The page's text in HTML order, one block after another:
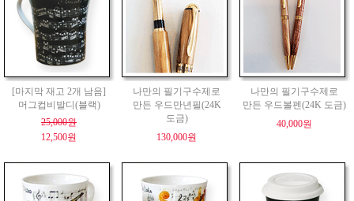
[마지막 재고 2개 남음]
머그컵비발디(블랙)
25,000원
12,500원
나만의 필기구수제로
만든 우드만년필(24K
도금)
130,000원
나만의 필기구수제로
만든 우드볼펜(24K 도금)
40,000원